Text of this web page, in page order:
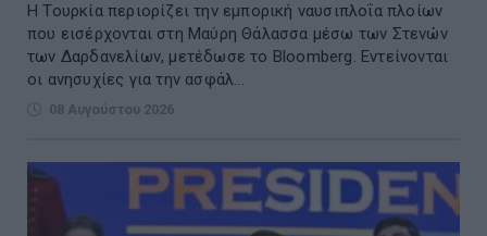
Η Τουρκία περιορίζει την εμπορική ναυσιπλοΐα πλοίων
που εισέρχονται στη Μαύρη Θάλασσα μέσω των Στενών
των Δαρδανελίων, μετέδωσε το Bloomberg. Eντείνονται
οι ανησυχίες για την ασφάλ...
08 Αυγούστου 2026